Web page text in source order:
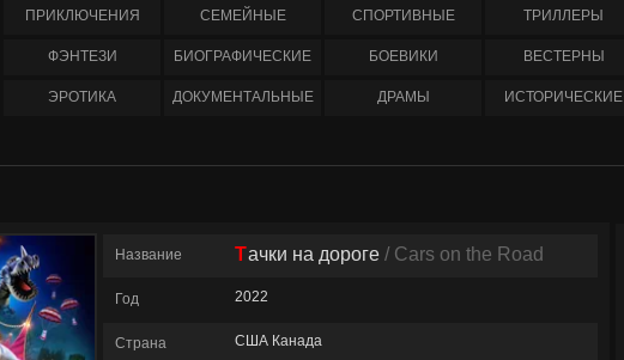
ПРИКЛЮЧЕНИЯ СЕМЕЙНЫЕ СПОРТИВНЫЕ ТРИЛЛЕРЫ
ФЭНТЕЗИ БИОГРАФИЧЕСКИЕ БОЕВИКИ ВЕСТЕРНЫ
ЭРОТИКА ДОКУМЕНТАЛЬНЫЕ ДРАМЫ ИСТОРИЧЕСКИЕ
Название Тачки на дороге / Cars on the Road
Год 2022
Страна США Канада